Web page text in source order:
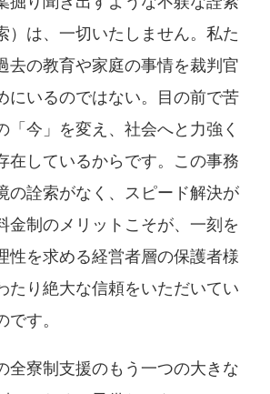
）は、一切いたしません。私た
去の教育や家庭の事情を裁判官
にいるのではない。目の前で苦
「今」を変え、社会へと力強く
在しているからです。この事務
の詮索がなく、スピード解決が
金制のメリットこそが、一刻を
性を求める経営者層の保護者様
たり絶大な信頼をいただいてい
す。
全寮制支援のもう一つの大きな